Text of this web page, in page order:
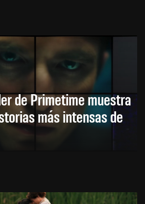
de Primetime muestra
más intensas de